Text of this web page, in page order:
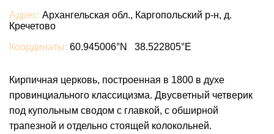
Адрес: Архангельская обл., Каргопольский р-н, д.
Кречетово
Координаты: 60.945006°N 38.522805°E
Кирпичная церковь, построенная в 1800 в духе
провинциального классицизма. Двусветный четверик
под купольным сводом с главкой, с обширной
трапезной и отдельно стоящей колокольней.